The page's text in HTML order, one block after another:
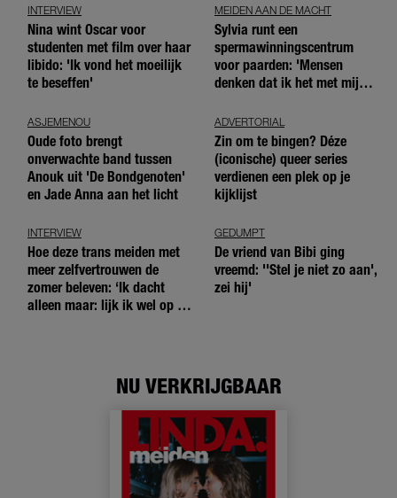
INTERVIEW
Nina wint Oscar voor
studenten met film over haar
libido: 'Ik vond het moeilijk
te beseffen'
MEIDEN AAN DE MACHT
Sylvia runt een
spermawinningscentrum
voor paarden: 'Mensen
denken dat ik het met mijn
ASJEMENOU
Oude foto brengt
onverwachte band tussen
Anouk uit 'De Bondgenoten'
en Jade Anna aan het licht
ADVERTORIAL
Zin om te bingen? Déze
(iconische) queer series
verdienen een plek op je
kijklijst
INTERVIEW
Hoe deze trans meiden met
meer zelfvertrouwen de
zomer beleven: ‘Ik dacht
alleen maar: lijk ik wel op de
GEDUMPT
De vriend van Bibi ging
vreemd: ''Stel je niet zo aan',
zei hij'
NU VERKRIJGBAAR